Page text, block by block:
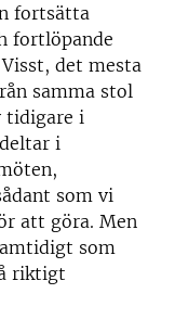
fortsätta
fortlöpande
det mesta
samma stol
tidigare i
i
som vi
att göra. Men
som
riktigt